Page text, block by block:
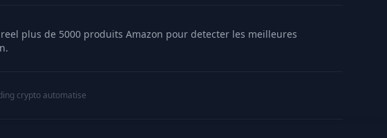
plus de 5000 produits Amazon pour detecter les meilleures
crypto automatise